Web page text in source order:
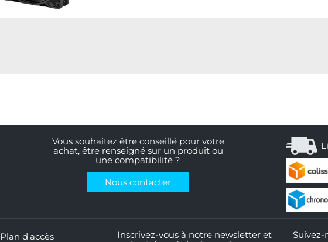
Vous souhaitez être conseillé pour votre
achat, être renseigné sur un produit ou
une compatibilité ?
Nous contacter
Plan d'accès
Inscrivez-vous à notre newsletter et
Suivez-